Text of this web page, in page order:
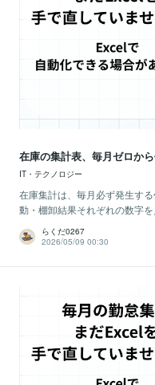
在庫の集計表、毎月ゼロか
IT・テクノロジー
在庫集計は、毎月必ず発生す
動・棚卸結果それぞれの数字
らくだ0267
2026/05/09 00:30